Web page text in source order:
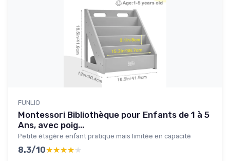
FUNLIO
Montessori Bibliothèque pour Enfants de 1 à 5
Ans, avec poig...
Petite étagère enfant pratique mais limitée en capacité
8.3/10★★★★★
★★★★★